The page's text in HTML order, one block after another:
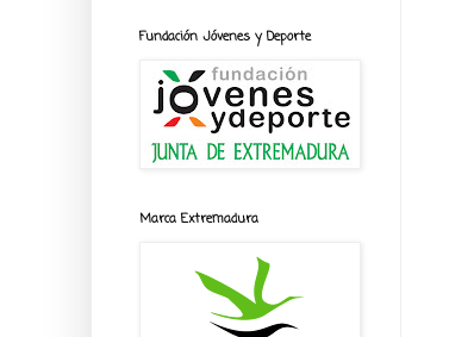
Fundación Jóvenes y Deporte
Marca Extremadura